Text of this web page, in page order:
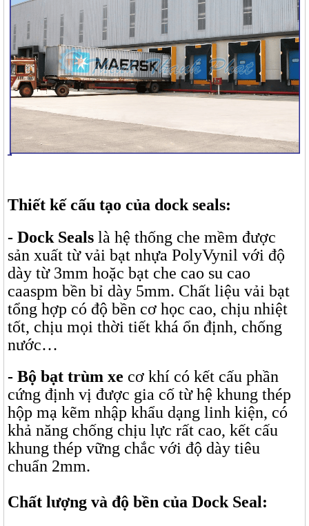
Thiết kế cấu tạo của dock seals:
- Dock Seals là hệ thống che mềm được
sản xuất từ vải bạt nhựa PolyVynil với độ
dày từ 3mm hoặc bạt che cao su cao
caaspm bền bỉ dày 5mm. Chất liệu vải bạt
tổng hợp có độ bền cơ học cao, chịu nhiệt
tốt, chịu mọi thời tiết khá ổn định, chống
nước…
- Bộ bạt trùm xe cơ khí có kết cấu phần
cứng định vị được gia cố từ hệ khung thép
hộp mạ kẽm nhập khẩu dạng linh kiện, có
khả năng chống chịu lực rất cao, kết cấu
khung thép vững chắc với độ dày tiêu
chuẩn 2mm.
Chất lượng và độ bền của Dock Seal: